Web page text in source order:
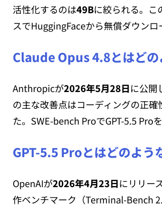
活性化するのは49Bに絞られる。こ
スでHuggingFaceから無償ダウンロ
Claude Opus 4.8とはどの
Anthropicが2026年5月28日に公開
の主な改善点はコーディングの正
た。SWE-bench ProでGPT-5.5 Proを
GPT-5.5 Proとはどのよう
OpenAIが2026年4月23日にリリー
作ベンチマーク（Terminal-Bench